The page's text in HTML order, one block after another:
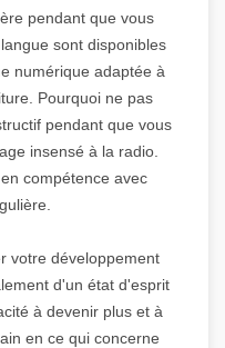
pendant que vous
sont disponibles
numérique adaptée à
Pourquoi ne pas
pendant que vous
insensé à la radio.
compétence avec
votre développement
d'un état d'esprit
à devenir plus et à
en ce qui concerne